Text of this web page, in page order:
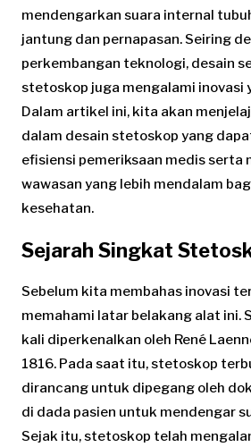
mendengarkan suara internal
jantung dan pernapasan. Seiring
perkembangan teknologi, desain
stetoskop juga mengalami inovasi
Dalam artikel ini, kita akan
dalam desain stetoskop yang
efisiensi pemeriksaan medis serta
wawasan yang lebih mendalam
kesehatan.
Sejarah Singkat
Sebelum kita membahas inovasi
memahami latar belakang alat ini.
kali diperkenalkan oleh René
1816. Pada saat itu, stetoskop
dirancang untuk dipegang oleh
di dada pasien untuk mendengar
Sejak itu, stetoskop telah